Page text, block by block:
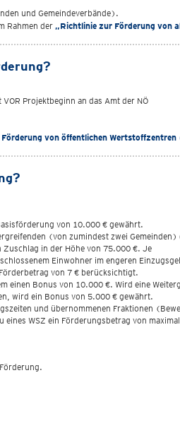
und Gemeindeverbände).
Rahmen der „Richtlinie zur Förderung von
Projektbeginn an das Amt der NÖ
Förderung von öffentlichen
von 10.000 € gewährt.
(von zumindest zwei Gemeinden)
in der Höhe von 75.000 €. Je
Einwohner im engeren
von 7 € berücksichtigt.
einen Bonus von 10.000 €. Wird eine
wird ein Bonus von 5.000 € gewährt.
und übernommenen Fraktionen
WSZ ein Förderungsbetrag von maximal